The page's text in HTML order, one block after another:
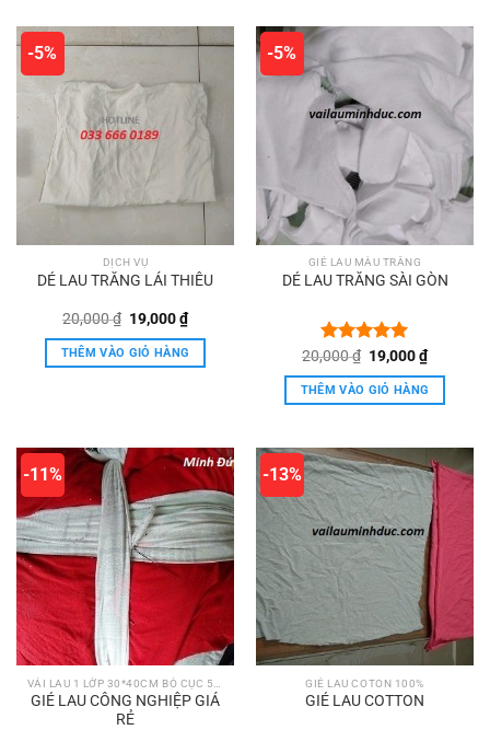
-5%
DỊCH VỤ
DẺ LAU TRẮNG LÁI THIÊU
20,000₫ Giá
gốc
là:
20,000 ₫.
19,000₫Giá
hiện
tại
là:
THÊM VÀO GIỎ HÀNG
-5%
GIẺ LAU MÀU TRẮNG
DẺ LAU TRẮNG SÀI GÒN
Được xếp
hạng5.00
5 sao
20,000₫ Giá
gốc
là:
20,000 ₫.
19,000₫Giá
hiện
tại
là:
THÊM VÀO GIỎ HÀNG
-11%
GIẺ LAU CÔNG NGHIỆP GIÁ
RẺ
-13%
GIẺ LAU COTON 100%
GIẺ LAU COTTON